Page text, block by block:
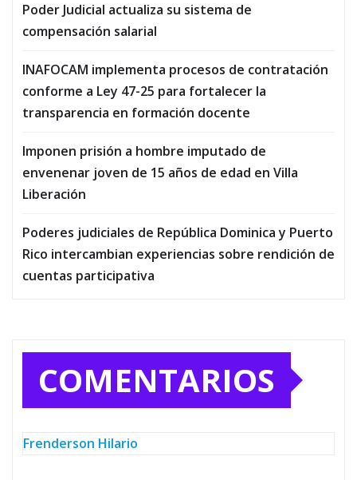
Poder Judicial actualiza su sistema de
compensación salarial
INAFOCAM implementa procesos de contratación
conforme a Ley 47-25 para fortalecer la
transparencia en formación docente
Imponen prisión a hombre imputado de
envenenar joven de 15 años de edad en Villa
Liberación
Poderes judiciales de República Dominica y Puerto
Rico intercambian experiencias sobre rendición de
cuentas participativa
COMENTARIOS
Frenderson Hilario